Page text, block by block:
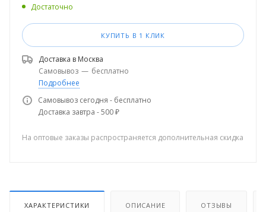
Достаточно
КУПИТЬ В 1 КЛИК
Доставка в Москва
Самовывоз — бесплатно
Подробнее
Самовывоз сегодня - бесплатно
Доставка завтра - 500 ₽
На оптовые заказы распространяется дополнительная скидка
ХАРАКТЕРИСТИКИ ОПИСАНИЕ ОТЗЫВЫ